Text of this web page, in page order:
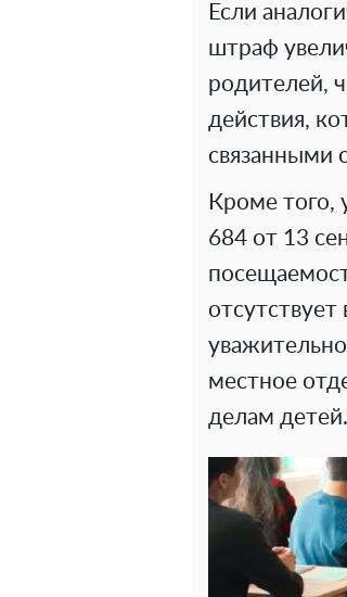
Если
штраф
родителей,
действия,
связанными
Кроме того,
684 от 13
местное
делам детей.